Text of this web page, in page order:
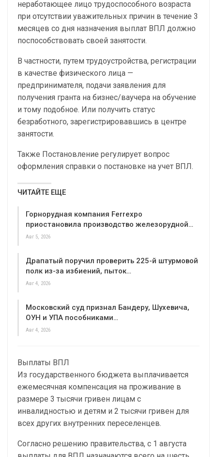
неработающее лицо трудоспособного возраста
при отсутствии уважительных причин в течение 3
месяцев со дня назначения выплат ВПЛ должно
поспособствовать своей занятости.
В частности, путем трудоустройства, регистрации
в качестве физического лица —
предпринимателя, подачи заявления для
получения гранта на бизнес/ваучера на обучение
и тому подобное. Или получить статус
безработного, зарегистрировавшись в центре
занятости.
Также Постановление регулирует вопрос
оформления справки о постановке на учет ВПЛ.
ЧИТАЙТЕ ЕЩЕ
Горнорудная компания Ferrexpo
приостановила производство железорудной…
Авг 5, 2026
Драпатый поручил проверить 225-й штурмовой
полк из-за избиений, пыток…
Авг 4, 2026
Московский суд признал Бандеру, Шухевича,
ОУН и УПА пособниками…
Авг 4, 2026
Выплаты ВПЛ
Из государственного бюджета выплачивается
ежемесячная компенсация на проживание в
размере 3 тысячи гривен лицам с
инвалидностью и детям и 2 тысячи гривен для
всех других внутренних переселенцев.
Согласно решению правительства, с 1 августа